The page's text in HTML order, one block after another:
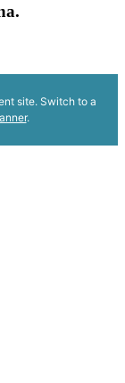
site. Switch to a
.